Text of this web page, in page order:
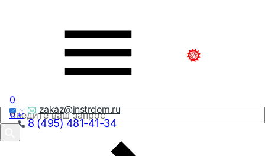
zakaz@instrdom.ru
8 (495) 481-41-34
0
0₽